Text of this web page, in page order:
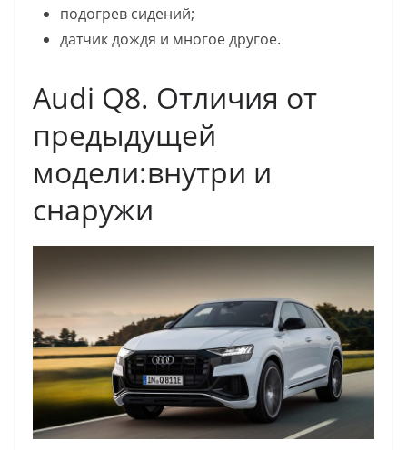
подогрев сидений;
датчик дождя и многое другое.
Audi Q8. Отличия от
предыдущей
модели:внутри и
снаружи